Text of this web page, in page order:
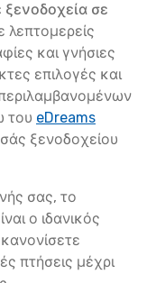
ξενοδοχεία σε
λεπτομερείς
και γνήσιες
επιλογές και
του eDreams
ξενοδοχείου
σας, το
ο ιδανικός
πτήσεις μέχρι